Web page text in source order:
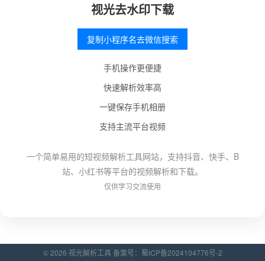
视光去水印下载
复制小程序名去微信搜索
手机操作更便捷
快速解析效率高
一键保存手机相册
支持主流平台视频
一个简单易用的短视频解析工具网站，支持抖音、快手、B
站、小红书等平台的视频解析和下载。
仅供学习交流使用
© 2026 视光解析工具 备案号： 蜀ICP备2024104776号-2